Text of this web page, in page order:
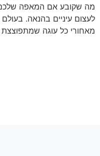
מה שקובע אם המאפה שלכם
לעצום עיניים בהנאה.
מאחורי כל עוגה